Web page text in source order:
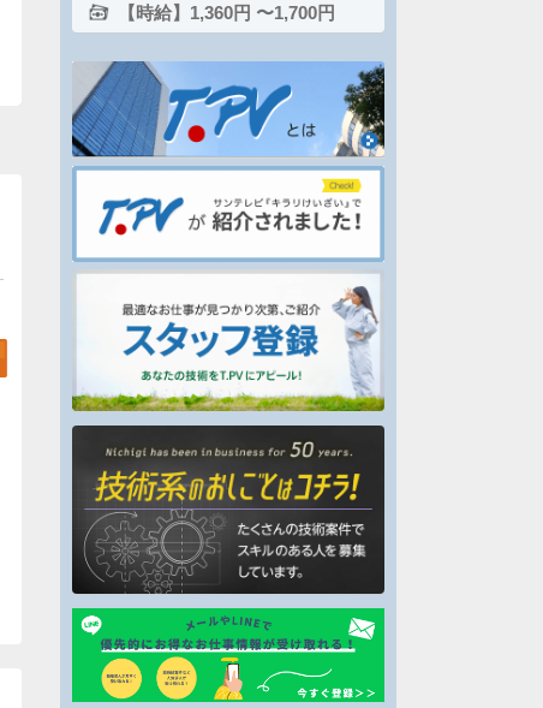
【時給】1,360円 〜1,700円